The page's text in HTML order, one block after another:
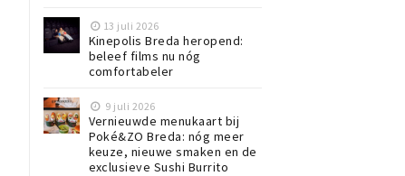
13 juli 2026
Kinepolis Breda heropend:
beleef films nu nóg
comfortabeler
9 juli 2026
Vernieuwde menukaart bij
Poké&ZO Breda: nóg meer
keuze, nieuwe smaken en de
exclusieve Sushi Burrito